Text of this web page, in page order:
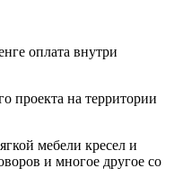
оплата внутри
проекта на территории
мебели кресел и
и многое другое со